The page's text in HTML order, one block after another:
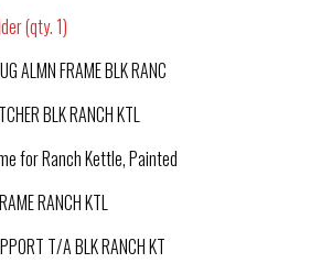
(qty. 1)
FRAME BLK RANC
BLK RANCH KTL
Ranch Kettle, Painted
RANCH KTL
T/A BLK RANCH KT